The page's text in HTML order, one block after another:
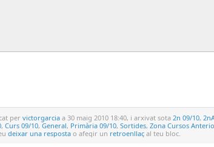
pervictorgarcia a 30 maig 2010 18:40, i arxivat sota 2n 09/10,
, Curs 09/10, General, Primària 09/10, Sortides, Zona Cursos
deixar una resposta o afegir un retroenllaç al teu bloc.